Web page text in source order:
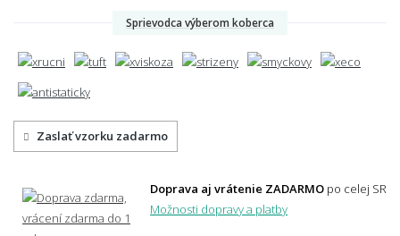
Sprievodca výberom koberca
Zaslať vzorku zadarmo
Doprava aj vrátenie ZADARMO po celej SR
Možnosti dopravy a platby